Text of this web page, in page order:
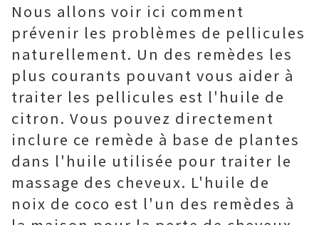
Nous allons voir ici comment
prévenir les problèmes de pellicules
naturellement. Un des remèdes les
plus courants pouvant vous aider à
traiter les pellicules est l'huile de
citron. Vous pouvez directement
inclure ce remède à base de plantes
dans l'huile utilisée pour traiter le
massage des cheveux. L'huile de
noix de coco est l'un des remèdes à